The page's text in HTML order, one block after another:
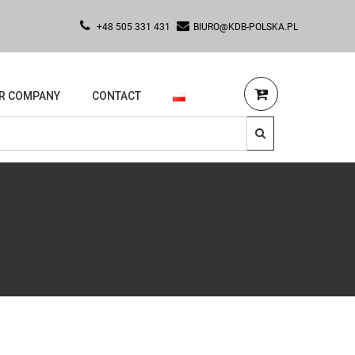
+48 505 331 431 BIURO@KDB-POLSKA.PL
COMPANY CONTACT